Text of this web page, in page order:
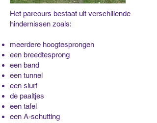
Het parcours bestaat uit verschillende
hindernissen zoals:
meerdere hoogtesprongen
een breedtesprong
een band
een tunnel
een slurf
de paaltjes
een tafel
een A-schutting